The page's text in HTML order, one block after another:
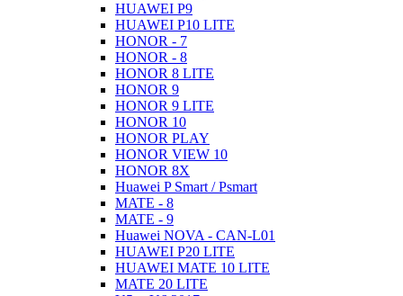
HUAWEI P9
HUAWEI P10 LITE
HONOR - 7
HONOR - 8
HONOR 8 LITE
HONOR 9
HONOR 9 LITE
HONOR 10
HONOR PLAY
HONOR VIEW 10
HONOR 8X
Huawei P Smart / Psmart
MATE - 8
MATE - 9
Huawei NOVA - CAN-L01
HUAWEI P20 LITE
HUAWEI MATE 10 LITE
MATE 20 LITE